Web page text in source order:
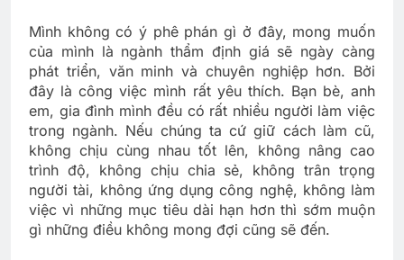
Mình không có ý phê phán gì ở đây, mong muốn
của mình là ngành thẩm định giá sẽ ngày càng
phát triển, văn minh và chuyên nghiệp hơn. Bởi
đây là công việc mình rất yêu thích. Bạn bè, anh
em, gia đình mình đều có rất nhiều người làm việc
trong ngành. Nếu chúng ta cứ giữ cách làm cũ,
không chịu cùng nhau tốt lên, không nâng cao
trình độ, không chịu chia sẻ, không trân trọng
người tài, không ứng dụng công nghệ, không làm
việc vì những mục tiêu dài hạn hơn thì sớm muộn
gì những điều không mong đợi cũng sẽ đến.